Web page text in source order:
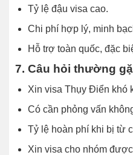
Tỷ lệ đậu visa cao.
Chi phí hợp lý, minh
Hỗ trợ toàn quốc, đặc
7. Câu hỏi thường
Xin visa Thụy Điển khó
Có cần phỏng vấn
Tỷ lệ hoàn phí khi bị từ
Xin visa cho nhóm